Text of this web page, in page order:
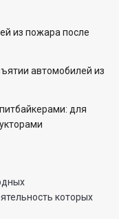
из пожара после
автомобилей из
для
которых